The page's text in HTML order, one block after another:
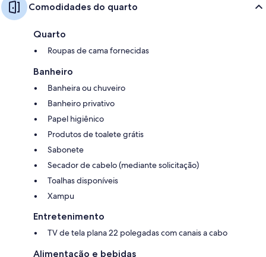
Comodidades do quarto
Quarto
Roupas de cama fornecidas
Banheiro
Banheira ou chuveiro
Banheiro privativo
Papel higiênico
Produtos de toalete grátis
Sabonete
Secador de cabelo (mediante solicitação)
Toalhas disponíveis
Xampu
Entretenimento
TV de tela plana 22 polegadas com canais a cabo
Alimentação e bebidas